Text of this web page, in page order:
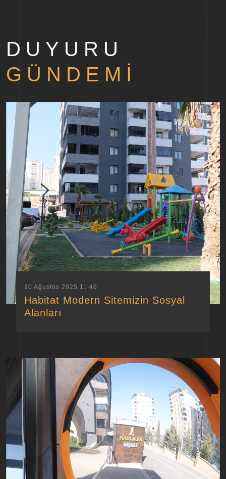
DUYURU
GÜNDEMI
20 Ağustos 2025 11:46
Habitat Modern Sitemizin Sosyal
Alanları